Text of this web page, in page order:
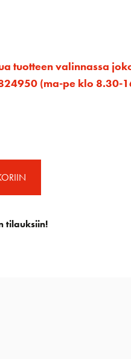
tuotteen valinnassa
(ma-pe klo 8.30-
tilauksiin!